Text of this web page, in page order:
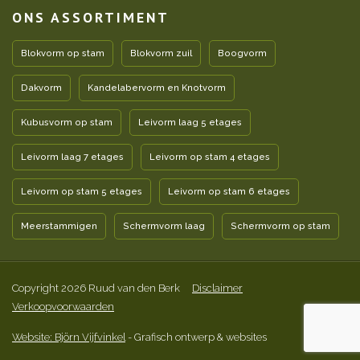
ONS ASSORTIMENT
Blokvorm op stam Blokvorm zuil Boogvorm
Dakvorm Kandelabervorm en Knotvorm
Kubusvorm op stam Leivorm laag 5 etages
Leivorm laag 7 etages Leivorm op stam 4 etages
Leivorm op stam 5 etages Leivorm op stam 6 etages
Meerstammigen Schermvorm laag Schermvorm op stam
Copyright 2026 Ruud van den Berk
Disclaimer
Verkoopvoorwaarden
Website: Björn Vijfvinkel- Grafisch ontwerp & websites